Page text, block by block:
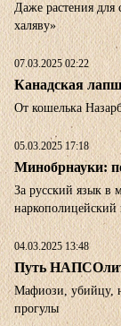
Даже растения для
халяву»
07.03.2025 02:22
Канадская
От кошелька
05.03.2025 17:18
Минобрнауки:
За русский язык в
наркополицейский
04.03.2025 13:48
Путь
Мафиози, убийцу,
прогулы